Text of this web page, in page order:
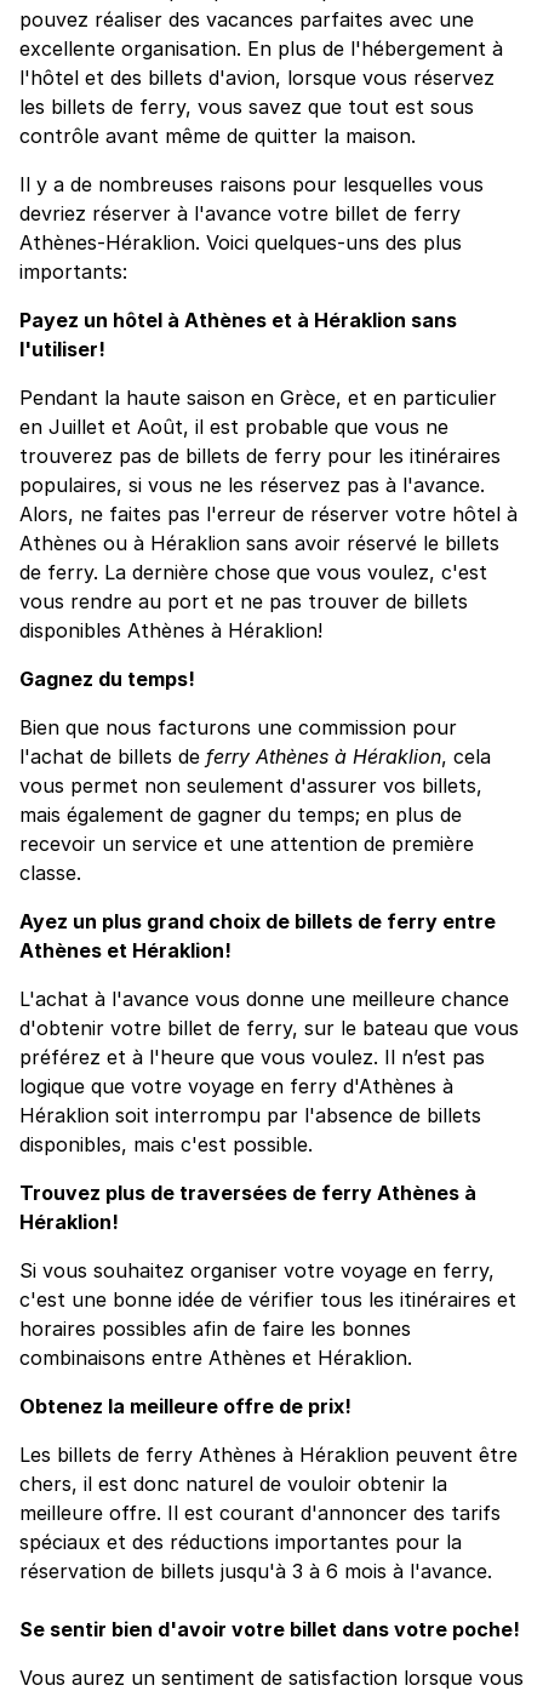
pouvez réaliser des vacances parfaites avec une
excellente organisation. En plus de l'hébergement à
l'hôtel et des billets d'avion, lorsque vous réservez
les billets de ferry, vous savez que tout est sous
contrôle avant même de quitter la maison.
Il y a de nombreuses raisons pour lesquelles vous
devriez réserver à l'avance votre billet de ferry
Athènes-Héraklion. Voici quelques-uns des plus
importants:
Payez un hôtel à Athènes et à Héraklion sans
l'utiliser!
Pendant la haute saison en Grèce, et en particulier
en Juillet et Août, il est probable que vous ne
trouverez pas de billets de ferry pour les itinéraires
populaires, si vous ne les réservez pas à l'avance.
Alors, ne faites pas l'erreur de réserver votre hôtel à
Athènes ou à Héraklion sans avoir réservé le billets
de ferry. La dernière chose que vous voulez, c'est
vous rendre au port et ne pas trouver de billets
disponibles Athènes à Héraklion!
Gagnez du temps!
Bien que nous facturons une commission pour
l'achat de billets de ferry Athènes à Héraklion, cela
vous permet non seulement d'assurer vos billets,
mais également de gagner du temps; en plus de
recevoir un service et une attention de première
classe.
Ayez un plus grand choix de billets de ferry entre
Athènes et Héraklion!
L'achat à l'avance vous donne une meilleure chance
d'obtenir votre billet de ferry, sur le bateau que vous
préférez et à l'heure que vous voulez. Il n’est pas
logique que votre voyage en ferry d'Athènes à
Héraklion soit interrompu par l'absence de billets
disponibles, mais c'est possible.
Trouvez plus de traversées de ferry Athènes à
Héraklion!
Si vous souhaitez organiser votre voyage en ferry,
c'est une bonne idée de vérifier tous les itinéraires et
horaires possibles afin de faire les bonnes
combinaisons entre Athènes et Héraklion.
Obtenez la meilleure offre de prix!
Les billets de ferry Athènes à Héraklion peuvent être
chers, il est donc naturel de vouloir obtenir la
meilleure offre. Il est courant d'annoncer des tarifs
spéciaux et des réductions importantes pour la
réservation de billets jusqu'à 3 à 6 mois à l'avance.
Se sentir bien d'avoir votre billet dans votre poche!
Vous aurez un sentiment de satisfaction lorsque vous